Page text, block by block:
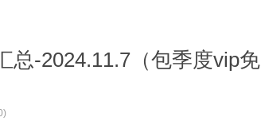
总-2024.11.7（包季度vip免